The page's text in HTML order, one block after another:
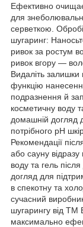
Ефективно
для
серветкою.
шугаринг:
ривок за ростум
ривок вгору —
Видаліть
функцію
подразнення й
косметичну воду
домашній догляд
потрібного pH
Рекомендації
або сауну відразу
воду та гель
догляд для
в спекотну та
сучасний
шугарингу від ТМ
максимально